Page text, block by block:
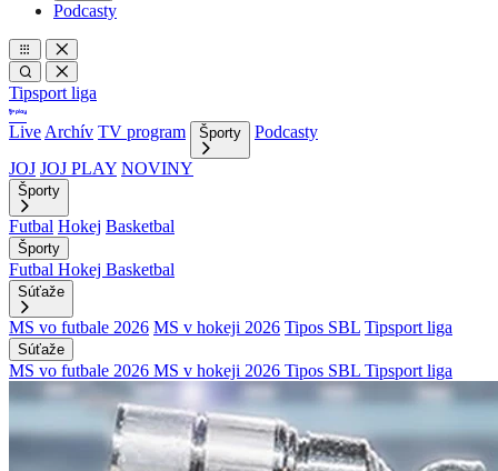
Podcasty
Tipsport liga
Live Archív TV program Športy
Podcasty
JOJ JOJ PLAY NOVINY
Športy
Futbal Hokej Basketbal
Športy
Futbal Hokej Basketbal
Súťaže
MS vo futbale 2026 MS v hokeji 2026 Tipos SBL Tipsport liga
Súťaže
MS vo futbale 2026 MS v hokeji 2026 Tipos SBL Tipsport liga